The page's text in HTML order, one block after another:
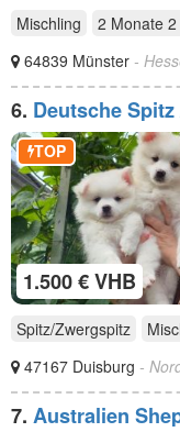
Mischling
2 Monate
64839 Münster -
6. Deutsche
Rüge und
1.500 € VHB
TOP
Spitz/Zwergspitz
47167 Duisburg -
7. Australien